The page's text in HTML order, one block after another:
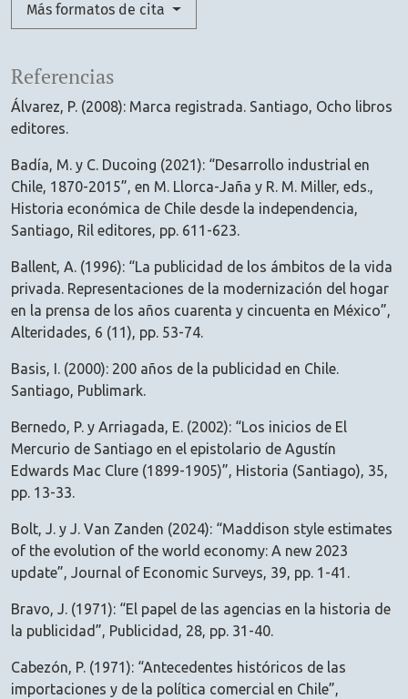
Más formatos de cita
Referencias
Álvarez, P. (2008): Marca registrada. Santiago, Ocho libros
editores.
Badía, M. y C. Ducoing (2021): “Desarrollo industrial en
Chile, 1870-2015”, en M. Llorca-Jaña y R. M. Miller, eds.,
Historia económica de Chile desde la independencia,
Santiago, Ril editores, pp. 611-623.
Ballent, A. (1996): “La publicidad de los ámbitos de la vida
privada. Representaciones de la modernización del hogar
en la prensa de los años cuarenta y cincuenta en México”,
Alteridades, 6 (11), pp. 53-74.
Basis, I. (2000): 200 años de la publicidad en Chile.
Santiago, Publimark.
Bernedo, P. y Arriagada, E. (2002): “Los inicios de El
Mercurio de Santiago en el epistolario de Agustín
Edwards Mac Clure (1899-1905)”, Historia (Santiago), 35,
pp. 13-33.
Bolt, J. y J. Van Zanden (2024): “Maddison style estimates
of the evolution of the world economy: A new 2023
update”, Journal of Economic Surveys, 39, pp. 1-41.
Bravo, J. (1971): “El papel de las agencias en la historia de
la publicidad”, Publicidad, 28, pp. 31-40.
Cabezón, P. (1971): “Antecedentes históricos de las
importaciones y de la política comercial en Chile”,